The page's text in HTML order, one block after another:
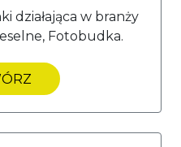
działająca w branży
Fotobudka.